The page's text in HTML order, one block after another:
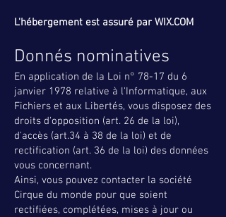
L'hébergement est assuré par WIX.COM
Donnés nominatives
En application de la Loi n° 78-17 du 6
janvier 1978 relative à l'Informatique, aux
Fichiers et aux Libertés, vous disposez des
droits d'opposition (art. 26 de la loi),
d'accès (art.34 à 38 de la loi) et de
rectification (art. 36 de la loi) des données
vous concernant.
Ainsi, vous pouvez contacter la société
Cirque du monde pour que soient
rectifiées, complétées, mises à jour ou